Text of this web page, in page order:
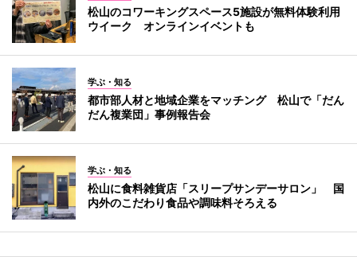
松山のコワーキングスペース5施設が無料体験利用
ウイーク オンラインイベントも
学ぶ・知る
都市部人材と地域企業をマッチング 松山で「だん
だん複業団」事例報告会
学ぶ・知る
松山に食料雑貨店「スリープサンデーサロン」 国
内外のこだわり食品や調味料そろえる